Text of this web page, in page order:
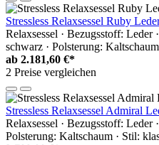
Stressless Relaxsessel Ruby
Relaxsessel · Bezugsstoff: Leder
schwarz · Polsterung:
ab 2.181,60 €*
2 Preise vergleichen
Stressless Relaxsessel Admiral
Relaxsessel · Bezugsstoff: Leder
Polsterung: Kaltschaum · Stil: